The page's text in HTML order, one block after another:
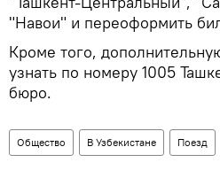
"Навои" и переоформить
Кроме того,
узнать по номеру 1005
бюро.
Общество В Узбекистане Поезд